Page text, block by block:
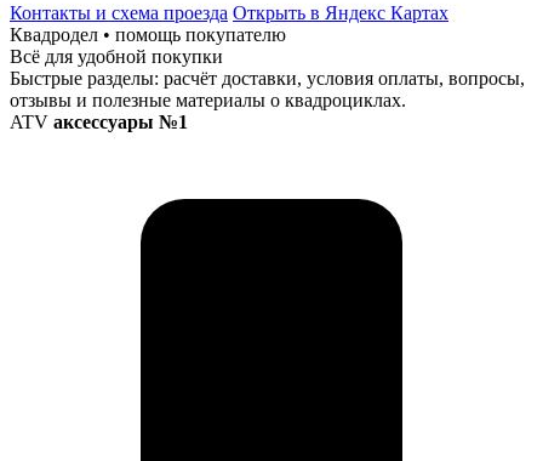
Контакты и схема проезда Открыть в Яндекс Картах
Квадродел • помощь покупателю
Всё для удобной покупки
Быстрые разделы: расчёт доставки, условия оплаты, вопросы,
отзывы и полезные материалы о квадроциклах.
ATV аксессуары №1